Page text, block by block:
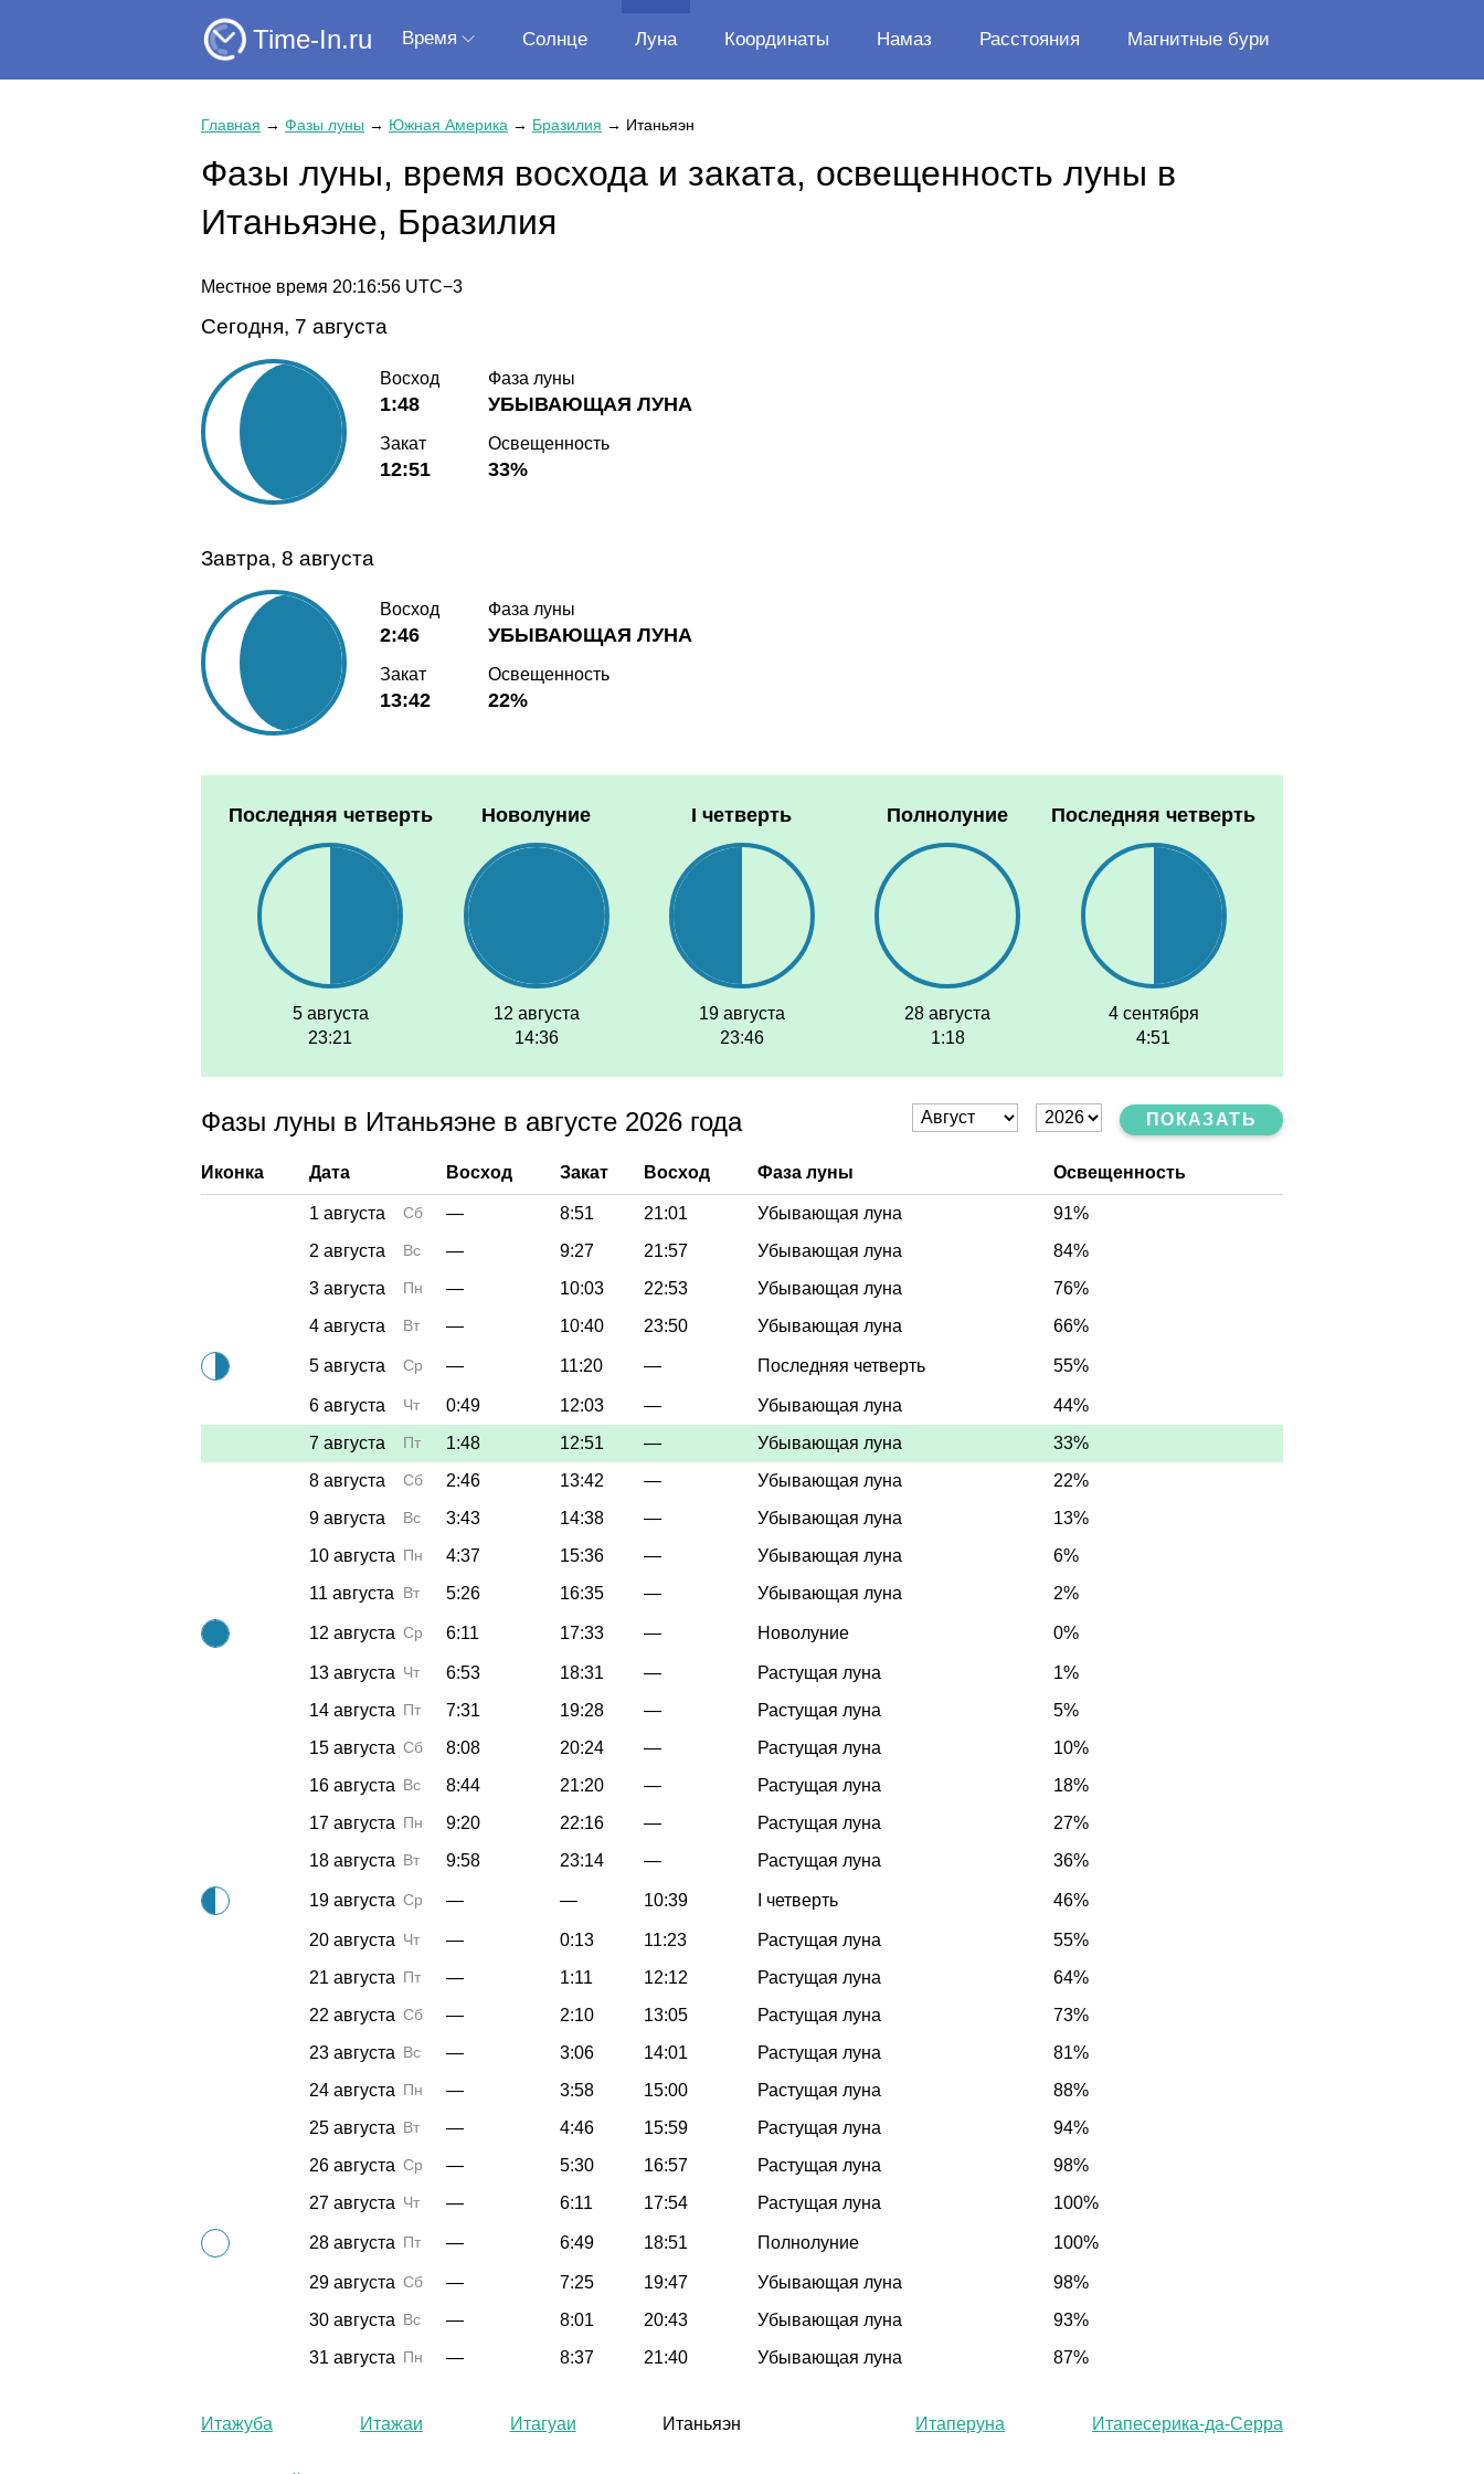
Time-In.ru Время Солнце Луна Координаты Намаз Расстояния Магнитные бури
Главная → Фазы луны → Южная Америка → Бразилия → Итаньяэн
Фазы луны, время восхода и заката, освещенность луны в
Итаньяэне, Бразилия
Местное время 20:16:56 UTC−3
Сегодня, 7 августа
Восход
1:48
Закат
12:51
Фаза луны
УБЫВАЮЩАЯ ЛУНА
Освещенность
33%
Завтра, 8 августа
Восход
2:46
Закат
13:42
Фаза луны
УБЫВАЮЩАЯ ЛУНА
Освещенность
22%
Последняя четверть
5 августа
23:21
Новолуние
12 августа
14:36
I четверть
19 августа
23:46
Полнолуние
28 августа
1:18
Последняя четверть
4 сентября
4:51
Фазы луны в Итаньяэне в августе 2026 года ПОКАЗАТЬ
Иконка Дата Восход Закат Восход Фаза луны Освещенность
1 августа Сб — 8:51 21:01 Убывающая луна
91%
2 августа
Вс — 9:27 21:57 Убывающая луна
84%
3 августа
Пн — 10:03 22:53 Убывающая луна
76%
4 августа
Вт — 10:40 23:50 Убывающая луна 66%
5 августа Ср — 11:20 — Последняя четверть 55%
6 августа Чт 0:49 12:03 — Убывающая луна
44%
7 августа
Пт 1:48 12:51 — Убывающая луна
33%
8 августа
Сб 2:46 13:42 — Убывающая луна
22%
9 августа
Вс 3:43 14:38 — Убывающая луна
13%
10 августа Пн 4:37 15:36 — Убывающая луна
6%
11 августа
Вт 5:26 16:35 — Убывающая луна 2%
12 августа Ср 6:11 17:33 — Новолуние 0%
13 августа Чт 6:53 18:31 — Растущая луна
1%
14 августа Пт 7:31 19:28 — Растущая луна
5%
15 августа Сб 8:08 20:24 — Растущая луна
10%
16 августа Вс 8:44 21:20 — Растущая луна
18%
17 августа Пн 9:20 22:16 — Растущая луна
27%
18 августа Вт 9:58 23:14 — Растущая луна 36%
19 августа Ср — — 10:39 I четверть 46%
20 августа Чт — 0:13 11:23 Растущая луна
55%
21 августа Пт — 1:11 12:12 Растущая луна
64%
22 августа Сб — 2:10 13:05 Растущая луна
73%
23 августа Вс — 3:06 14:01 Растущая луна
81%
24 августа Пн — 3:58 15:00 Растущая луна
88%
25 августа Вт — 4:46 15:59 Растущая луна
94%
26 августа Ср — 5:30 16:57 Растущая луна
98%
27 августа Чт — 6:11 17:54 Растущая луна 100%
28 августа Пт — 6:49 18:51 Полнолуние 100%
29 августа Сб — 7:25 19:47 Убывающая луна
98%
30 августа Вс — 8:01 20:43 Убывающая луна
93%
31 августа Пн — 8:37 21:40 Убывающая луна 87%
Итажуба Итажаи Итагуаи Итаньяэн Итаперуна Итапесерика-да-Серра